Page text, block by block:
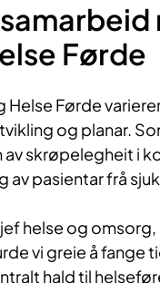
Førde
Førde
og planar.
skrøpelegheit i
av pasientar frå
helse og
vi greie å fange
hald til